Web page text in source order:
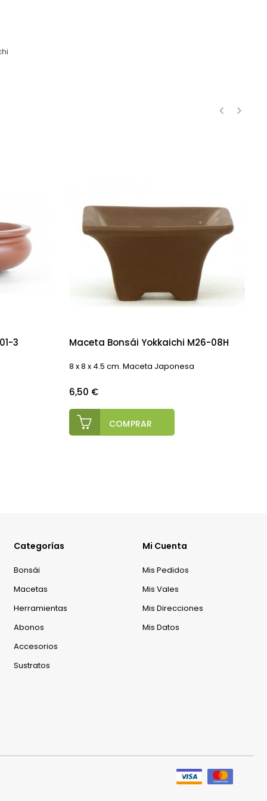
3 Maceta Bonsái Yokkaichi M26-08H
8 x 8 x 4.5 cm. Maceta Japonesa
Precio
6,50 €
COMPRAR
Categorías
Bonsái
Macetas
Herramientas
Abonos
Accesorios
Sustratos
Mi Cuenta
Mis Pedidos
Mis Vales
Mis Direcciones
Mis Datos